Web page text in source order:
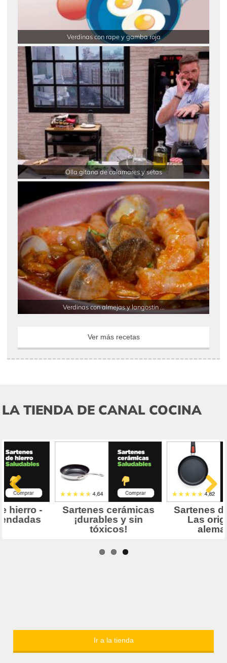
Verdinas con rape y gamba roja
Olla gitana de calamares y setas
Verdinas con almejas y langostin ...
Ver más recetas
LA TIENDA DE CANAL COCINA
Ir a la tienda